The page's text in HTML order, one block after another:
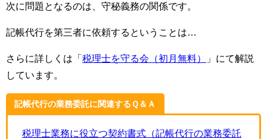
次に問題となるのは、守秘義務の関係です。
記帳代行を第三者に依頼するということは…
さらに詳しくは「 税理士を守る会（初月無料）
」にて解説
しています。
記帳代行の業務委託に関連するＱ＆Ａ
税理士業務に役立つ契約書式（記帳代行の業務委託